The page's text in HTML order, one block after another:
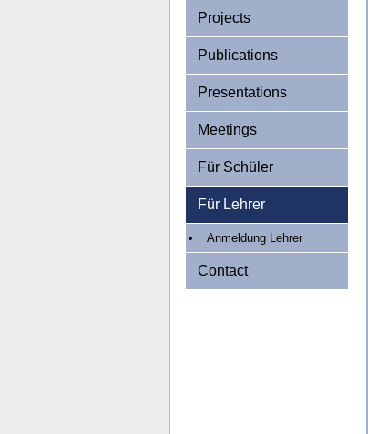
Projects
Publications
Presentations
Meetings
Für Schüler
Für Lehrer
Anmeldung Lehrer
Contact